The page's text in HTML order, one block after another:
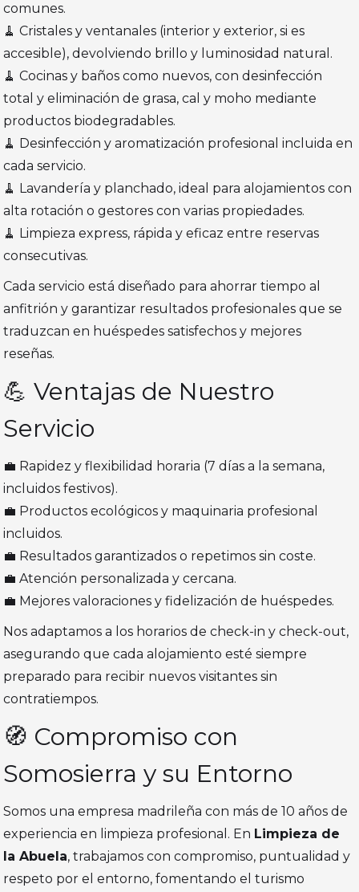
comunes.
🧹 Cristales y ventanales (interior y exterior, si es
accesible), devolviendo brillo y luminosidad natural.
🧹 Cocinas y baños como nuevos, con desinfección
total y eliminación de grasa, cal y moho mediante
productos biodegradables.
🧹 Desinfección y aromatización profesional incluida en
cada servicio.
🧹 Lavandería y planchado, ideal para alojamientos con
alta rotación o gestores con varias propiedades.
🧹 Limpieza express, rápida y eficaz entre reservas
consecutivas.
Cada servicio está diseñado para ahorrar tiempo al
anfitrión y garantizar resultados profesionales que se
traduzcan en huéspedes satisfechos y mejores
reseñas.
💪 Ventajas de Nuestro
Servicio
💼 Rapidez y flexibilidad horaria (7 días a la semana,
incluidos festivos).
💼 Productos ecológicos y maquinaria profesional
incluidos.
💼 Resultados garantizados o repetimos sin coste.
💼 Atención personalizada y cercana.
💼 Mejores valoraciones y fidelización de huéspedes.
Nos adaptamos a los horarios de check-in y check-out,
asegurando que cada alojamiento esté siempre
preparado para recibir nuevos visitantes sin
contratiempos.
🧭 Compromiso con
Somosierra y su Entorno
Somos una empresa madrileña con más de 10 años de
experiencia en limpieza profesional. En Limpieza de
la Abuela, trabajamos con compromiso, puntualidad y
respeto por el entorno, fomentando el turismo